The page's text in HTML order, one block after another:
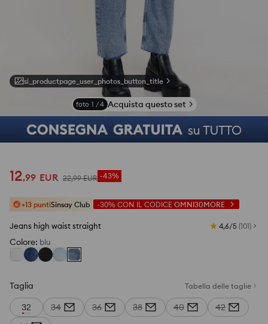
si_productpage_user_photos_button_title
foto 1 /4 Acquista questo set
12,99 EUR 22,99 EUR -43%
+13 puntiSinsay Club -30% CON IL CODICE OMNI30MORE
Jeans high waist straight 4,6/5 (101)
Colore: blu
Taglia Tabella delle taglie
32 34 36 38 40
42